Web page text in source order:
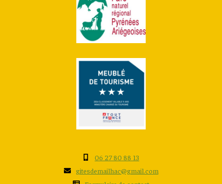
06 27 80 88 13
gitesdemailhac@gmail.com